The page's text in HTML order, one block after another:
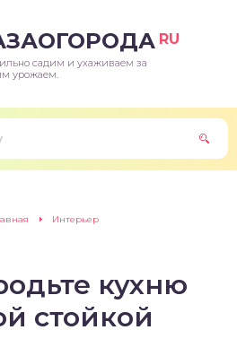
RU
садим и ухаживаем за
урожаем.
Интерьер
кухню
стойкой